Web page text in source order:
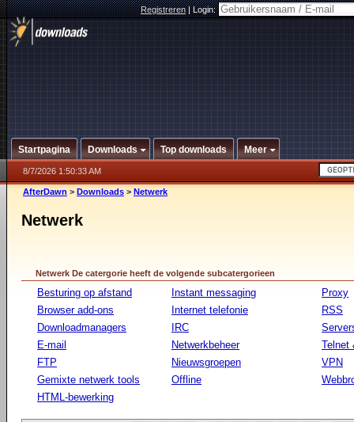
Registreren|Login:
Startpagina Downloads Top downloads Meer
8/7/2026 1:50:33 AM
AfterDawn > Downloads > Netwerk
Netwerk
Netwerk De catergorie heeft de volgende subcatergorieen
Besturing op afstand
Browser add-ons
Downloadmanagers
E-mail
FTP
Gemixte netwerk tools
HTML-bewerking
Instant messaging
Internet telefonie
IRC
Netwerkbeheer
Nieuwsgroepen
Offline
Proxy
RSS
Telnet
VPN